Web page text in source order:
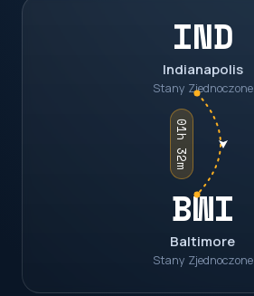
IND
Indianapolis
Stany Zjednoczone
01h 32m
BWI
Baltimore
Stany Zjednoczone